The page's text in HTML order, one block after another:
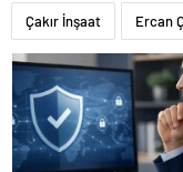
Çakır İnşaat Ercan